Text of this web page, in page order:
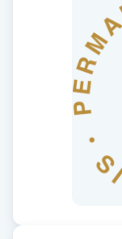
Hatha Yoga